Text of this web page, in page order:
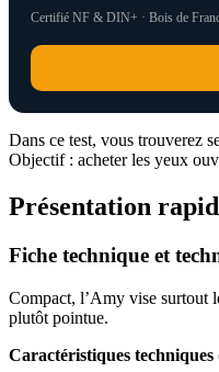
Certifié NF & DIN+ · Bois de
Dans ce test, vous trouverez
Objectif : acheter les yeux
Présentation
Fiche technique et
Compact, l’Amy vise surtout
plutôt pointue.
Caractéristiques